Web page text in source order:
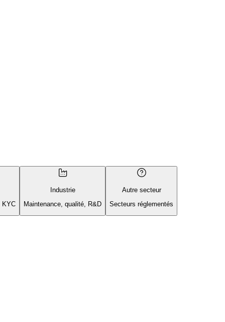
KYC
Industrie
Maintenance, qualité, R&D
Autre secteur
Secteurs réglementés